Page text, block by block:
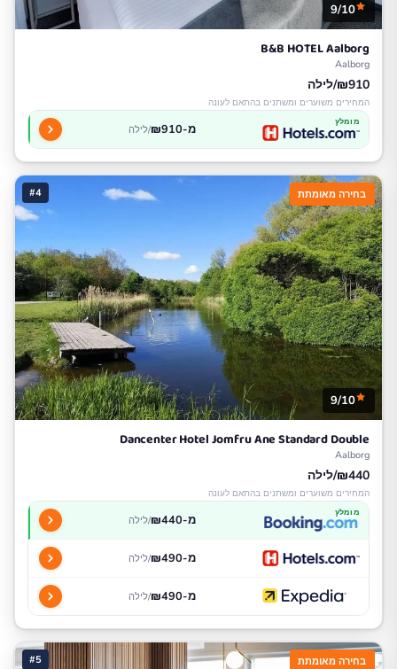
9/10
B&B HOTEL Aalborg
Aalborg
₪910/לילה
המחירים משוערים ומשתנים בהתאם לעונה
מומלץ מ-₪910 /לילה
#4 בחירה מאומתת
9/10
Dancenter Hotel Jomfru Ane Standard Double
Aalborg
₪440/לילה
המחירים משוערים ומשתנים בהתאם לעונה
מומלץ מ-₪440 /לילה
מ-₪490 /לילה
מ-₪490 /לילה
#5 בחירה מאומתת